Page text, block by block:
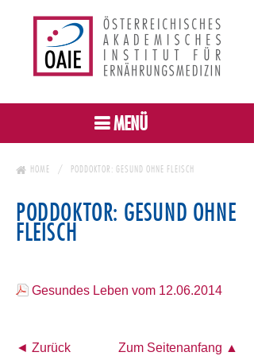
MENÜ
HOME PODDOKTOR: GESUND OHNE FLEISCH
PODDOKTOR: GESUND OHNE
FLEISCH
Gesundes Leben vom 12.06.2014
◄ Zurück Zum Seitenanfang ▲